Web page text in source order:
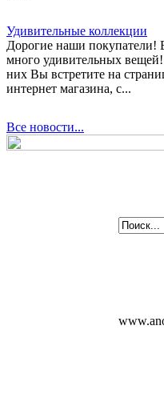
Удивительные коллекции
Дорогие наши покупатели!
много удивительных
них Вы встретите на
интернет магазина, с...
Все новости...